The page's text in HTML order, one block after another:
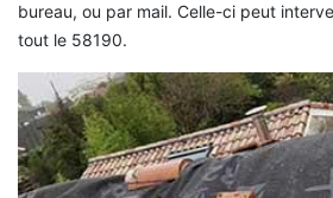
bureau, ou par mail. Celle-ci peut
tout le 58190.